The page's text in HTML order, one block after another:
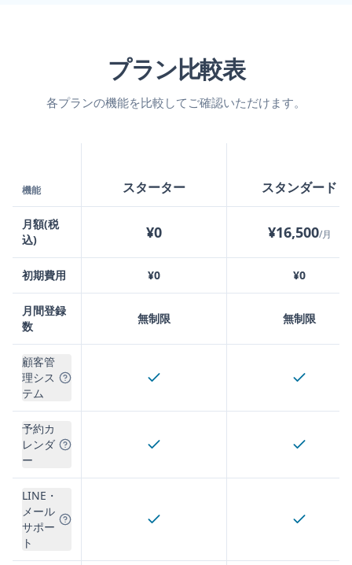
プラン比較表
各プランの機能を比較してご確認いただけます。
機能 スターター スタンダード
月額(税
込)
¥0 ¥16,500/月
初期費用 ¥0 ¥0
月間登録
数
無制限 無制限
顧客管
理シス
テム
予約カ
レンダ
ー
LINE・
メール
サポー
ト